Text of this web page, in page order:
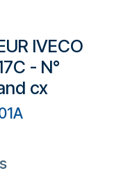
IVECO
- N°
cx